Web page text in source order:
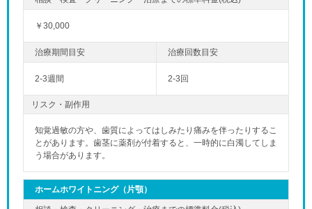
￥30,000
2-3週間 2-3回
リスク・副作用
知覚過敏の方や、歯質によってはしみたり痛みを伴ったりするこ
とがあります。歯茎に薬剤が付着すると、一時的に白濁してしま
う場合があります。
ホームホワイトニング（片顎）